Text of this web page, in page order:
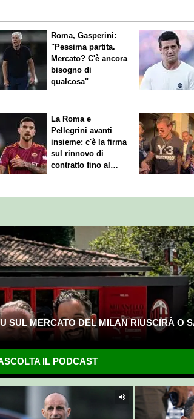
Roma, Gasperini:
"Pessima partita.
Mercato? C'è ancora
bisogno di
qualcosa"
La Roma e
Pellegrini avanti
insieme: c'è la firma
sul rinnovo di
contratto fino al
SUL MERCATO DEL MILAN RIUSCIRÀ O
IL PODCAST